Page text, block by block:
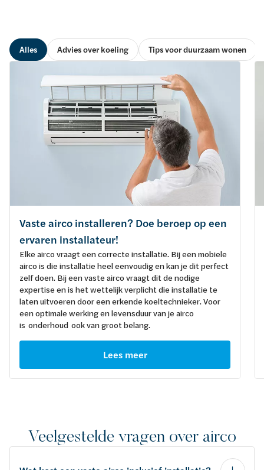
Alles Advies over koeling Tips voor duurzaam wonen
Vaste airco installeren? Doe beroep op een
ervaren installateur!
Elke airco vraagt een correcte installatie. Bij een mobiele
airco is die installatie heel eenvoudig en kan je dit perfect
zelf doen. Bij een vaste airco vraagt dit de nodige
expertise en is het wettelijk verplicht die installatie te
laten uitvoeren door een erkende koeltechnieker. Voor
een optimale werking en levensduur van je airco
is onderhoud ook van groot belang.
Lees meer
Veelgestelde vragen over airco